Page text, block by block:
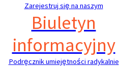
Zarejestruj się na naszym
Biuletyn
informacyjny
Podręcznik umiejętności radykalnie